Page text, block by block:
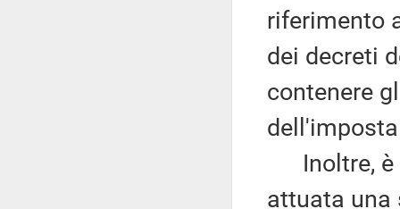
riferimento
dei decreti
contenere
Inoltre, è
attuata una